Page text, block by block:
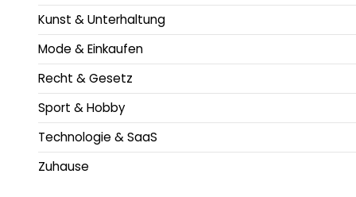
Kunst & Unterhaltung
Mode & Einkaufen
Recht & Gesetz
Sport & Hobby
Technologie & SaaS
Zuhause